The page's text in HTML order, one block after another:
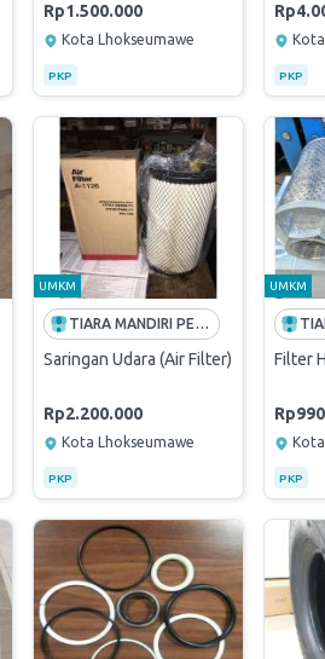
Rp1.500.000
Kota Lhokseumawe
PKP PKP
UMKM
TIARA MANDIRI PERKASA
Saringan Udara (Air Filter)
Rp2.200.000
Kota Lhokseumawe
PKP
UMKM
Filter
PKP